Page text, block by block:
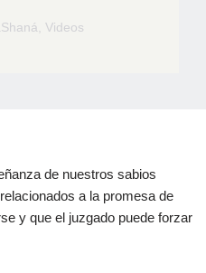
, Videos
de nuestros sabios
a la promesa de
y que el juzgado puede forzar